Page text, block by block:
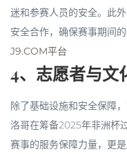
迷和参赛人员的安全。此
安全合作，确保赛事期间
J9.COM平台
4、志愿者与文
除了基础设施和安全保障
洛哥在筹备2025年非洲杯
赛事的服务保障力量，更